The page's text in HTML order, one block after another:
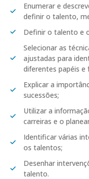
Enumerar e
definir o talento,
Definir o talento e
Selecionar as
ajustadas para
diferentes papéis e
Explicar a
sucessões;
Utilizar a
carreiras e o
Identificar várias
os talentos;
Desenhar
talento.